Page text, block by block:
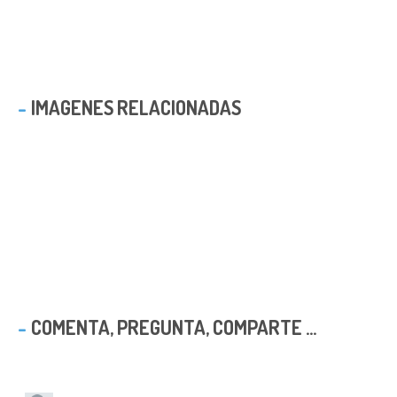
IMAGENES RELACIONADAS
COMENTA, PREGUNTA, COMPARTE ...